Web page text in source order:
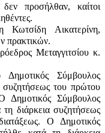
προσήλθαν, καίτοι
Αικατερίνη,
πρακτικών.
Μεταγγιτσίου κ.
Σύμβουλος
συζητήσεως του πρώτου
Δημοτικός Σύμβουλος
διάρκεια συζητήσεως
Ο Δημοτικός